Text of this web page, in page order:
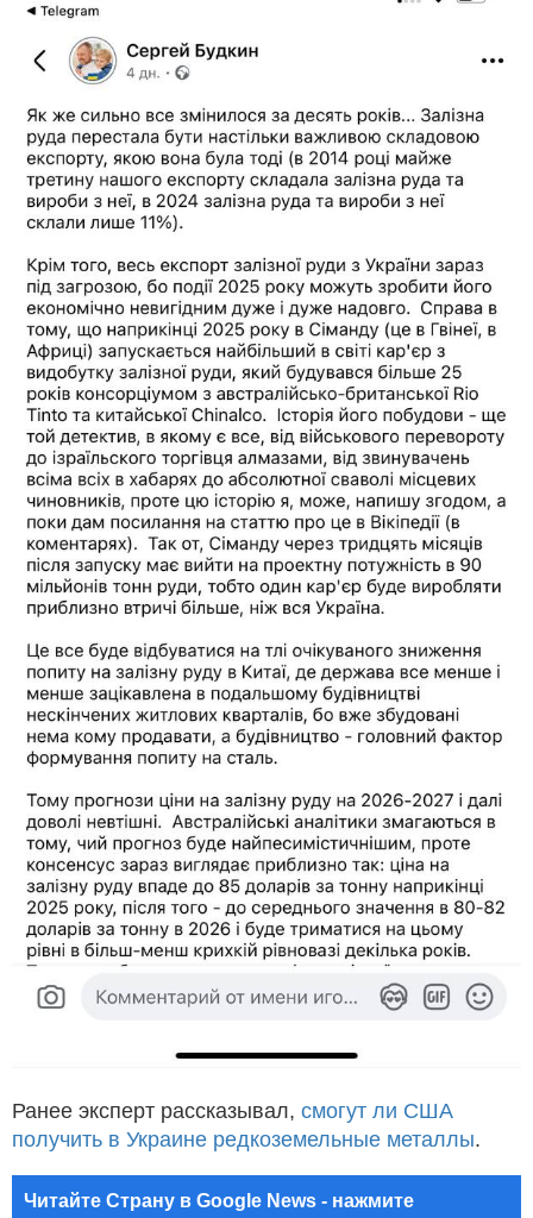
Ранее эксперт рассказывал, смогут ли США
получить в Украине редкоземельные металлы.
Читайте Страну в Google News - нажмите